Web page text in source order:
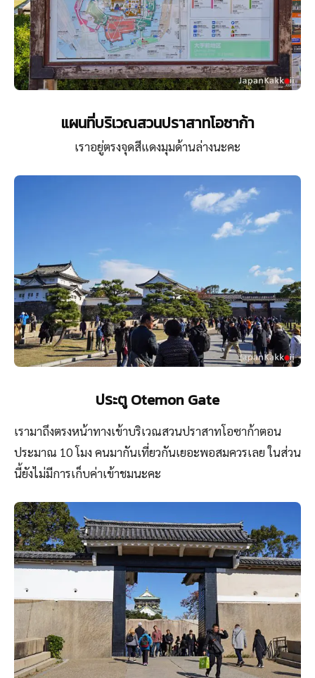
แผนที่บริเวณสวนปราสาทโอซาก้า
เราอยู่ตรงจุดสีแดงมุมด้านล่างนะคะ
ประตู Otemon Gate
เรามาถึงตรงหน้าทางเข้าบริเวณสวนปราสาทโอซาก้าตอน
ประมาณ 10 โมง คนมากันเที่ยวกันเยอะพอสมควรเลย ในส่วน
นี้ยังไม่มีการเก็บค่าเข้าชมนะคะ